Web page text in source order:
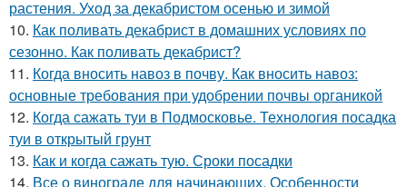
растения. Уход за декабристом осенью и зимой
10. Как поливать декабрист в домашних условиях по
сезонно. Как поливать декабрист?
11. Когда вносить навоз в почву. Как вносить навоз:
основные требования при удобрении почвы органикой
12. Когда сажать туи в Подмосковье. Технология посадка
туи в открытый грунт
13. Как и когда сажать тую. Сроки посадки
14. Все о винограде для начинающих. Особенности